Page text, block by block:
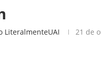
LiteralmenteUAI 21 de